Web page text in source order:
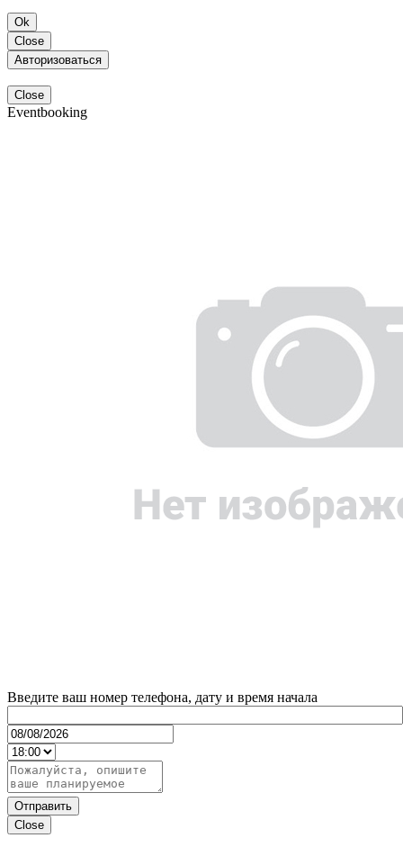
Ok
Close
Авторизоваться
Close
Eventbooking
Введите ваш номер телефона, дату и время начала
Отправить
Close